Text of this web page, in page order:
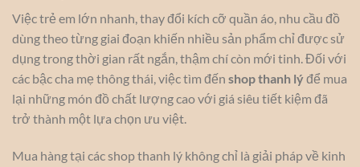
Việc trẻ em lớn nhanh, thay đổi kích cỡ quần áo, nhu cầu đồ
dùng theo từng giai đoạn khiến nhiều sản phẩm chỉ được sử
dụng trong thời gian rất ngắn, thậm chí còn mới tinh. Đối với
các bậc cha mẹ thông thái, việc tìm đến shop thanh lýđể mua
lại những món đồ chất lượng cao với giá siêu tiết kiệm đã
trở thành một lựa chọn ưu việt.
Mua hàng tại các shop thanh lý không chỉ là giải pháp về kinh